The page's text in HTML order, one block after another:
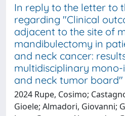
In reply to the letter to
regarding "Clinical
adjacent to the site of
mandibulectomy in
and neck cancer:
multidisciplinary
and neck tumor board"
2024 Rupe, Cosimo;
Gioele; Almadori, Giovanni;